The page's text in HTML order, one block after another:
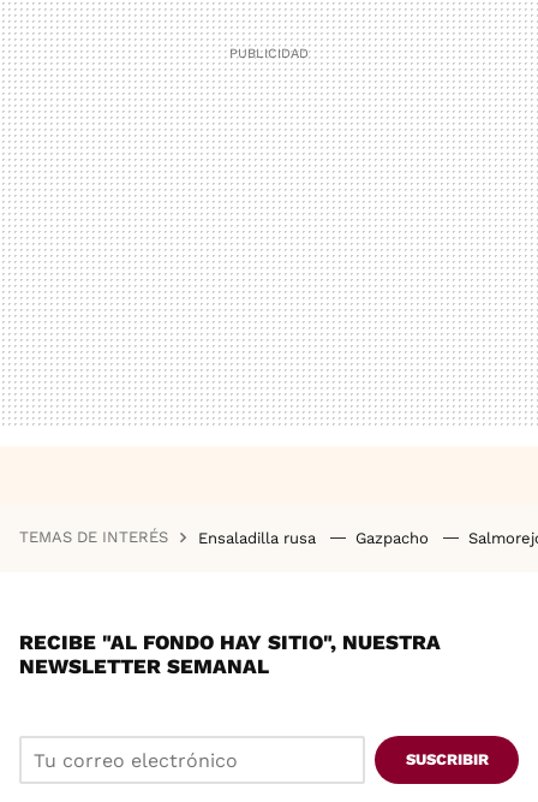
TEMAS DE INTERÉS Ensaladilla rusa Gazpacho
RECIBE "AL FONDO HAY SITIO", NUESTRA
NEWSLETTER SEMANAL
SUSCRIBIR